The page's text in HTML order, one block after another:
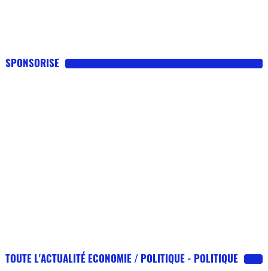
SPONSORISE
TOUTE L'ACTUALITÉ ECONOMIE / POLITIQUE - POLITIQUE